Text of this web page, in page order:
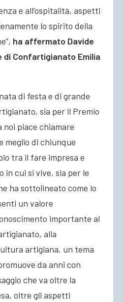
e all’ospitalità, aspetti
lo spirito della
ha affermato Davide
di Confartigianato Emilia
di festa e di grande
sia per il Premio
noi piace chiamare
meglio di chiunque
tra il fare impresa e
cui si vive, sia per le
ha sottolineato come lo
un valore
importante al
alla
artigiana, un tema
da anni con
che va oltre la
oltre gli aspetti